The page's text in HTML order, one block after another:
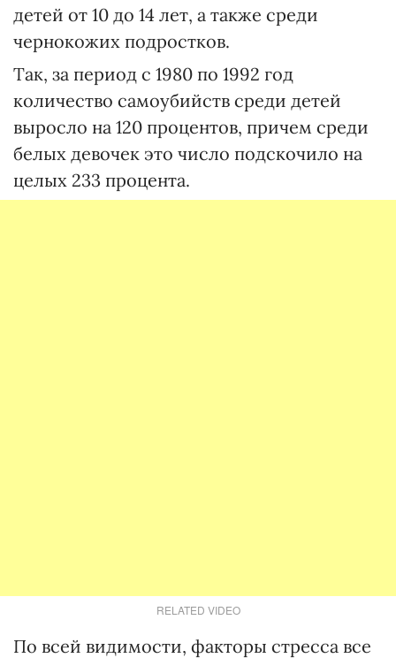
детей от 10 до 14 лет, а также среди
чернокожих подростков.
Так, за период с 1980 по 1992 год
количество самоубийств среди детей
выросло на 120 процентов, причем среди
белых девочек это число подскочило на
целых 233 процента.
RELATED VIDEO
По всей видимости, факторы стресса все